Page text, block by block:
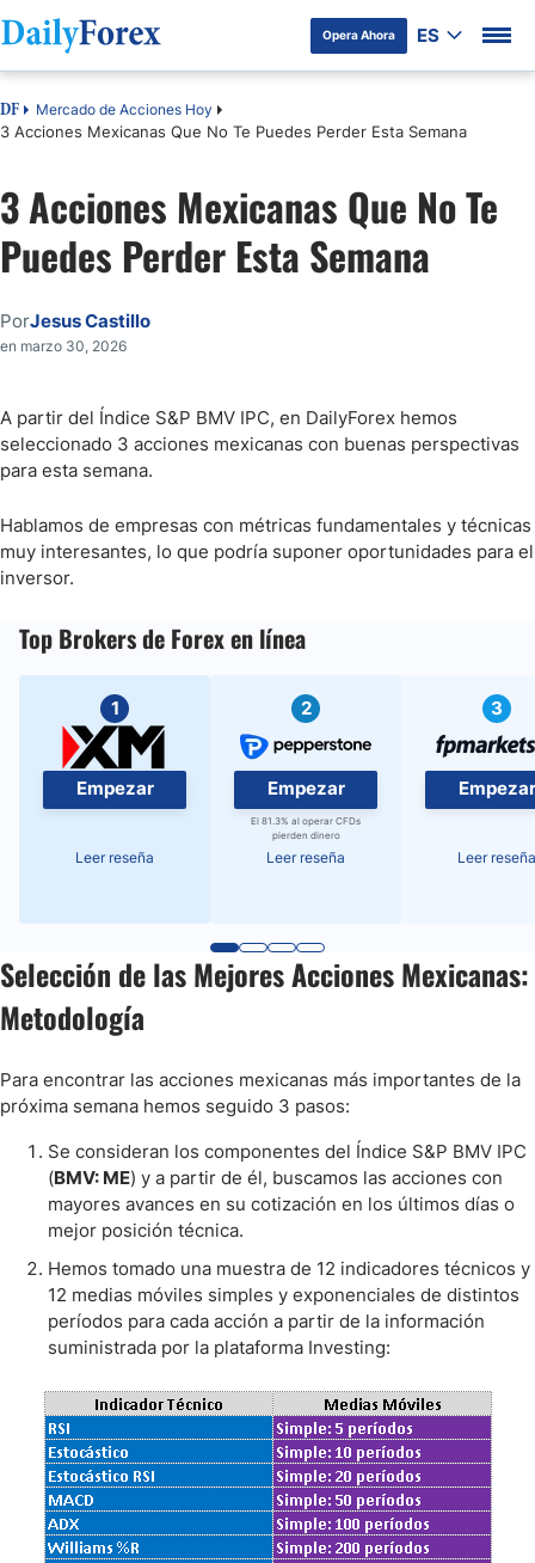
Opera Ahora ES
DF Mercado de Acciones Hoy
3 Acciones Mexicanas Que No Te Puedes Perder Esta Semana
3 Acciones Mexicanas Que No Te
Puedes Perder Esta Semana
PorJesus Castillo
en marzo 30, 2026
A partir del Índice S&P BMV IPC, en DailyForex hemos
seleccionado 3 acciones mexicanas con buenas perspectivas
para esta semana.
Hablamos de empresas con métricas fundamentales y técnicas
muy interesantes, lo que podría suponer oportunidades para el
inversor.
Top Brokers de Forex en línea
1
Empezar
Leer reseña
2
Empezar
El 81.3% al operar CFDs
pierden dinero
Leer reseña
3
Empezar
Leer reseña
Selección de las Mejores Acciones Mexicanas:
Metodología
Para encontrar las acciones mexicanas más importantes de la
próxima semana hemos seguido 3 pasos:
Se consideran los componentes del Índice S&P BMV IPC
(BMV: ME) y a partir de él, buscamos las acciones con
mayores avances en su cotización en los últimos días o
mejor posición técnica.
Hemos tomado una muestra de 12 indicadores técnicos y
12 medias móviles simples y exponenciales de distintos
períodos para cada acción a partir de la información
suministrada por la plataforma Investing: